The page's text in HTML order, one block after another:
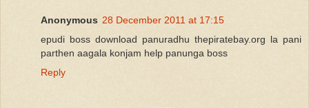
Anonymous 28 December 2011 at 17:15
epudi boss download panuradhu thepiratebay.org la pani
parthen aagala konjam help panunga boss
Reply